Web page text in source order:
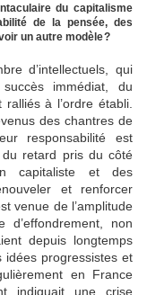
du capitalisme
de la pensée, des
un autre modèle ?
d’intellectuels, qui
immédiat, du
à l’ordre établi.
des chantres de
responsabilité est
retard pris du côté
­capitaliste et des
et renforcer
venue de l’amplitude
non
depuis longtemps
idées progressistes et
en France
indiquait une crise